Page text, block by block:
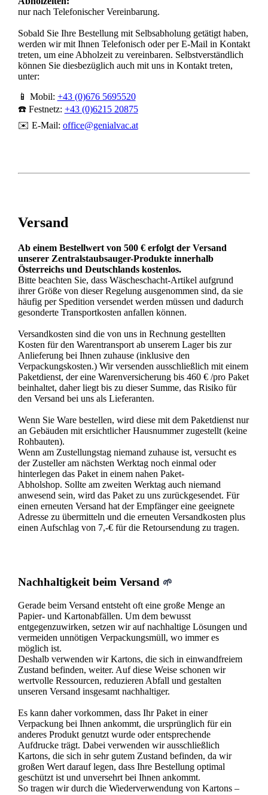
nur nach Telefonischer Vereinbarung.
Sobald Sie Ihre Bestellung mit Selbsabholung getätigt haben,
werden wir mit Ihnen Telefonisch oder per E-Mail in Kontakt
treten, um eine Abholzeit zu vereinbaren. Selbstverständlich
können Sie diesbezüglich auch mit uns in Kontakt treten,
unter:
📱 Mobil: +43 (0)676 5695520
☎️ Festnetz: +43 (0)6215 20875
✉️ E-Mail: office@genialvac.at
Versand
Ab einem Bestellwert von 500 € erfolgt der Versand
unserer Zentralstaubsauger-Produkte innerhalb
Österreichs und Deutschlands kostenlos.
Bitte beachten Sie, dass Wäscheschacht-Artikel aufgrund
ihrer Größe von dieser Regelung ausgenommen sind, da sie
häufig per Spedition versendet werden müssen und dadurch
gesonderte Transportkosten anfallen können.
Versandkosten sind die von uns in Rechnung gestellten
Kosten für den Warentransport ab unserem Lager bis zur
Anlieferung bei Ihnen zuhause (inklusive den
Verpackungskosten.) Wir versenden ausschließlich mit einem
Paketdienst, der eine Warenversicherung bis 460 € /pro Paket
beinhaltet, daher liegt bis zu dieser Summe, das Risiko für
den Versand bei uns als Lieferanten.
Wenn Sie Ware bestellen, wird diese mit dem Paketdienst nur
an Gebäuden mit ersichtlicher Hausnummer zugestellt (keine
Rohbauten).
Wenn am Zustellungstag niemand zuhause ist, versucht es
der Zusteller am nächsten Werktag noch einmal oder
hinterlegen das Paket in einem nahen Paket-
Abholshop. Sollte am zweiten Werktag auch niemand
anwesend sein, wird das Paket zu uns zurückgesendet. Für
einen erneuten Versand hat der Empfänger eine geeignete
Adresse zu übermitteln und die erneuten Versandkosten plus
einen Aufschlag von 7,-€ für die Retoursendung zu tragen.
Nachhaltigkeit beim Versand 🌱
Gerade beim Versand entsteht oft eine große Menge an
Papier- und Kartonabfällen. Um dem bewusst
entgegenzuwirken, setzen wir auf nachhaltige Lösungen und
vermeiden unnötigen Verpackungsmüll, wo immer es
möglich ist.
Deshalb verwenden wir Kartons, die sich in einwandfreiem
Zustand befinden, weiter. Auf diese Weise schonen wir
wertvolle Ressourcen, reduzieren Abfall und gestalten
unseren Versand insgesamt nachhaltiger.
Es kann daher vorkommen, dass Ihr Paket in einer
Verpackung bei Ihnen ankommt, die ursprünglich für ein
anderes Produkt genutzt wurde oder entsprechende
Aufdrucke trägt. Dabei verwenden wir ausschließlich
Kartons, die sich in sehr gutem Zustand befinden, da wir
großen Wert darauf legen, dass Ihre Bestellung optimal
geschützt ist und unversehrt bei Ihnen ankommt.
So tragen wir durch die Wiederverwendung von Kartons –